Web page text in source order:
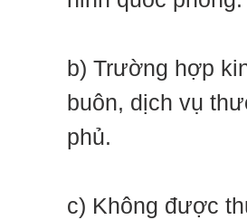
b) Trường hợp
buôn, dịch vụ
phủ.
c) Không được